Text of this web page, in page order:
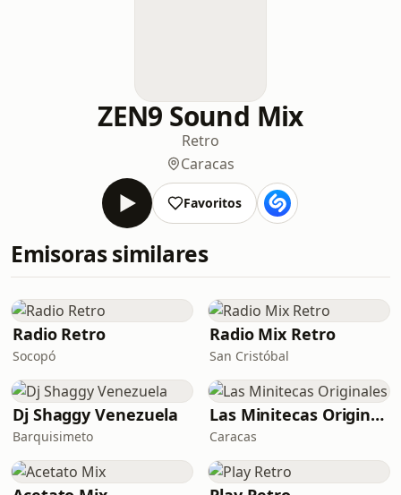
ZEN9 Sound Mix
Retro
Caracas
Favoritos
Emisoras similares
Radio Retro
Socopó
Radio Mix Retro
San Cristóbal
Dj Shaggy Venezuela
Barquisimeto
Las Minitecas Originales
Caracas